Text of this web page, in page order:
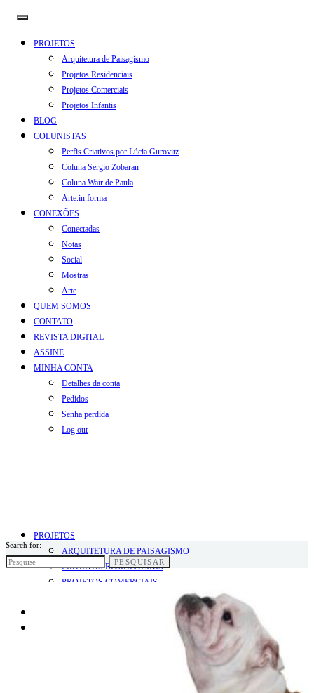
PROJETOS
Arquitetura de Paisagismo
Projetos Residenciais
Projetos Comerciais
Projetos Infantis
BLOG
COLUNISTAS
Perfis Criativos por Lúcia Gurovitz
Coluna Sergio Zobaran
Coluna Wair de Paula
Arte.in.forma
CONEXÕES
Conectadas
Notas
Social
Mostras
Arte
QUEM SOMOS
CONTATO
REVISTA DIGITAL
ASSINE
MINHA CONTA
Detalhes da conta
Pedidos
Senha perdida
Log out
PROJETOS
ARQUITETURA DE PAISAGISMO
PROJETOS RESIDENCIAIS
PROJETOS COMERCIAIS
PERFIS CRIATIVOS POR LÚCIA GUROVITZ
Search for:
PESQUISAR